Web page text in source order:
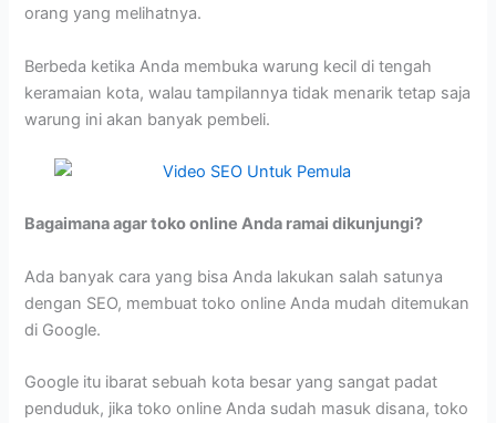
orang yang melihatnya.
Berbeda ketika Anda membuka warung kecil di tengah
keramaian kota, walau tampilannya tidak menarik tetap saja
warung ini akan banyak pembeli.
Bagaimana agar toko online Anda ramai dikunjungi?
Ada banyak cara yang bisa Anda lakukan salah satunya
dengan SEO, membuat toko online Anda mudah ditemukan
di Google.
Google itu ibarat sebuah kota besar yang sangat padat
penduduk, jika toko online Anda sudah masuk disana, toko